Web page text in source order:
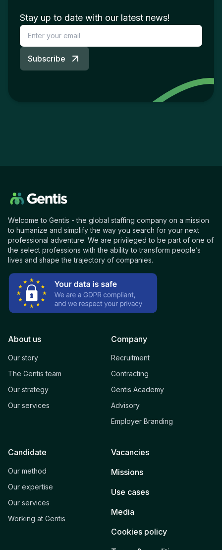
Stay up to date with our latest news!
Subscribe
Welcome to Gentis - the global staffing company on a mission
to humanize and simplify the way you search for your next
professional adventure. We are privileged to be part of one of
the select professions with the ability to transform people’s
lives and shape the trajectory of companies.
About us
Our story
The Gentis team
Our strategy
Our services
Company
Recruitment
Contracting
Gentis Academy
Advisory
Employer Branding
Candidate
Our method
Our expertise
Our services
Working at Gentis
Vacancies
Missions
Use cases
Media
Cookies policy